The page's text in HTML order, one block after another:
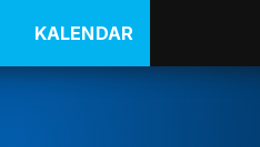
KALENDAR